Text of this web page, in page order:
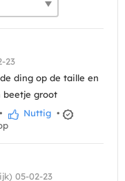
23
ding op de taille en
beetje groot
• Nuttig •
05-02-23